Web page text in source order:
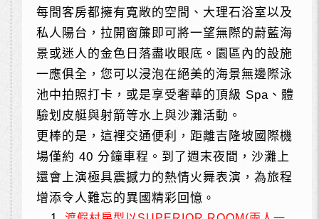
每間客房都擁有寬敞的空間、大理石浴室以及
私人陽台，拉開窗簾即可將一望無際的蔚藍海
景或迷人的金色日落盡收眼底。園區內的設施
一應俱全，您可以浸泡在絕美的海景無邊際泳
池中拍照打卡，或是享受奢華的頂級 Spa、體
驗划皮艇與射箭等水上與沙灘活動。
更棒的是，這裡交通便利，距離吉隆坡國際機
場僅約 40 分鐘車程。到了週末夜間，沙灘上
還會上演極具震撼力的熱情火舞表演，為旅程
增添令人難忘的異國精彩回憶 。